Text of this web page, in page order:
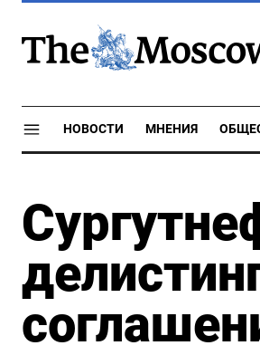
НОВОСТИ МНЕНИЯ